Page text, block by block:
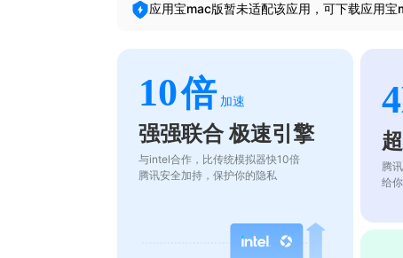
应用宝mac版暂未适配该应用，可下载应用宝
10倍 加速
强强联合 极速引擎
与intel合作，比传统模拟器快10倍
腾讯安全加持，保护你的隐私
腾
给